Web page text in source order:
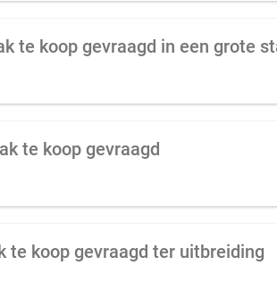
te koop gevraagd in een grote
te koop gevraagd
te koop gevraagd ter uitbreiding